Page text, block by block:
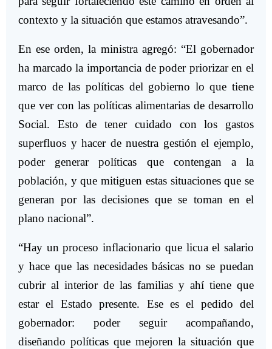
contexto y la situación que estamos atravesando”.
En ese orden, la ministra agregó: “El gobernador
ha marcado la importancia de poder priorizar en el
marco de las políticas del gobierno lo que tiene
que ver con las políticas alimentarias de desarrollo
Social. Esto de tener cuidado con los gastos
superfluos y hacer de nuestra gestión el ejemplo,
poder generar políticas que contengan a la
población, y que mitiguen estas situaciones que se
generan por las decisiones que se toman en el
plano nacional”.
“Hay un proceso inflacionario que licua el salario
y hace que las necesidades básicas no se puedan
cubrir al interior de las familias y ahí tiene que
estar el Estado presente. Ese es el pedido del
gobernador: poder seguir acompañando,
diseñando políticas que mejoren la situación que